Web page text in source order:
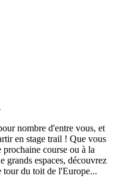
nombre d'entre vous, et
en stage trail ! Que vous
course ou à la
grands espaces, découvrez
tour du toit de l'Europe...